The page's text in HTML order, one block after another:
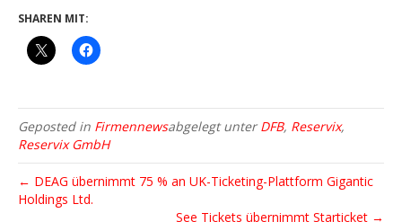
SHAREN MIT:
Geposted in Firmennewsabgelegt unterDFB, Reservix,
Reservix GmbH
← DEAG übernimmt 75 % an UK-Ticketing-Plattform Gigantic
Holdings Ltd.
See Tickets übernimmt Starticket →